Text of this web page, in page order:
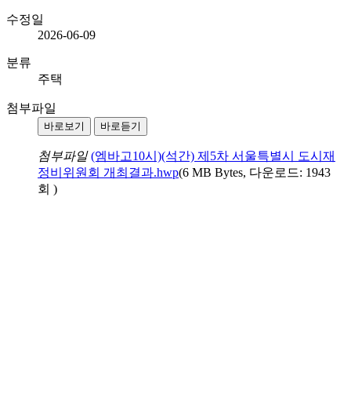
수정일
2026-06-09
분류
주택
첨부파일
바로보기 바로듣기
첨부파일 (엠바고10시)(석간) 제5차 서울특별시 도시재
정비위원회 개최결과.hwp(6 MB Bytes, 다운로드: 1943
회 )